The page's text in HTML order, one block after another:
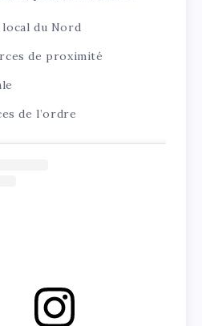
du Nord
de proximité
de l’ordre